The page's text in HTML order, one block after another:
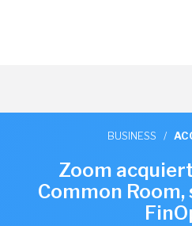
BUSINESS /
Zoom
Common